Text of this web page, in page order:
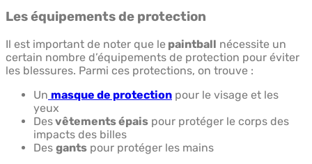
Les équipements de protection
Il est important de noter que le paintball nécessite un
certain nombre d’équipements de protection pour éviter
les blessures. Parmi ces protections, on trouve :
Un masque de protection pour le visage et les
yeux
Desvêtements épais pour protéger le corps des
impacts des billes
Des gants pour protéger les mains